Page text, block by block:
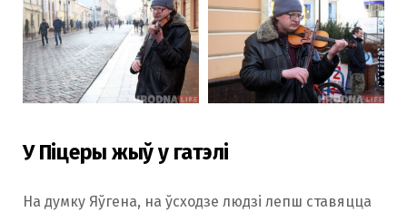
У Піцеры жыў у гатэлі
На думку Яўгена, на ўсходзе людзі лепш ставяцца